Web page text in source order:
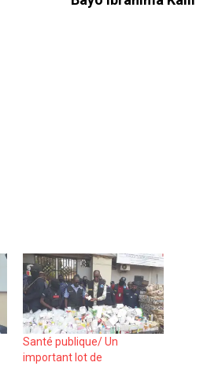
Santé publique/ Un
important lot de